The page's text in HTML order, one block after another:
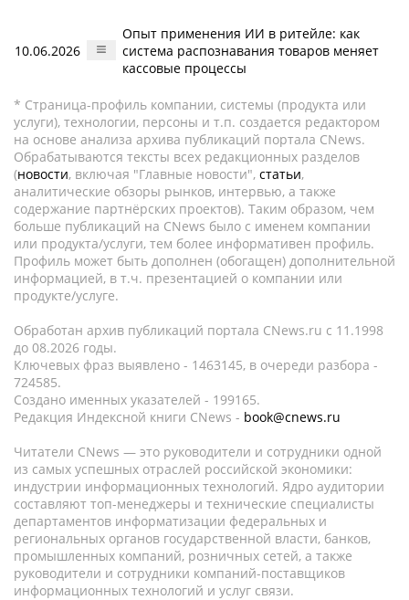
10.06.2026
Опыт применения ИИ в ритейле: как
система распознавания товаров меняет
кассовые процессы
* Страница-профиль компании, системы (продукта или
услуги), технологии, персоны и т.п. создается редактором
на основе анализа архива публикаций портала CNews.
Обрабатываются тексты всех редакционных разделов
(новости, включая "Главные новости", статьи,
аналитические обзоры рынков, интервью, а также
содержание партнёрских проектов). Таким образом, чем
больше публикаций на CNews было с именем компании
или продукта/услуги, тем более информативен профиль.
Профиль может быть дополнен (обогащен) дополнительной
информацией, в т.ч. презентацией о компании или
продукте/услуге.
Обработан архив публикаций портала CNews.ru c 11.1998
до 08.2026 годы.
Ключевых фраз выявлено - 1463145, в очереди разбора -
724585.
Создано именных указателей - 199165.
Редакция Индексной книги CNews - book@cnews.ru
Читатели CNews — это руководители и сотрудники одной
из самых успешных отраслей российской экономики:
индустрии информационных технологий. Ядро аудитории
составляют топ-менеджеры и технические специалисты
департаментов информатизации федеральных и
региональных органов государственной власти, банков,
промышленных компаний, розничных сетей, а также
руководители и сотрудники компаний-поставщиков
информационных технологий и услуг связи.